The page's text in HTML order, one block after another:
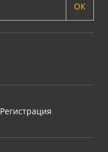
ОК
Регистрация